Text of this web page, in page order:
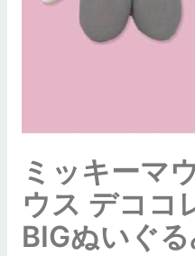
ミッキーマ
ウス デココ
BIGぬいぐ